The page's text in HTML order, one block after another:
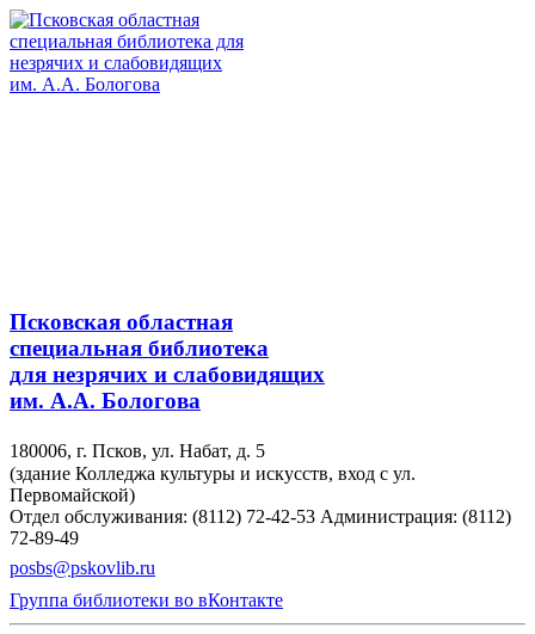
Псковская областная
специальная библиотека
для незрячих и слабовидящих
им. А.А. Бологова
180006, г. Псков, ул. Набат, д. 5
(здание Колледжа культуры и искусств, вход с ул.
Первомайской)
Отдел обслуживания: (8112) 72-42-53 Администрация: (8112)
72-89-49
posbs@pskovlib.ru
Группа библиотеки во вКонтакте